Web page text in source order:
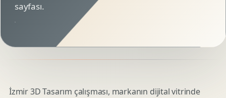
sayfası.
İzmir 3D Tasarım çalışması, markanın dijital vitrinde